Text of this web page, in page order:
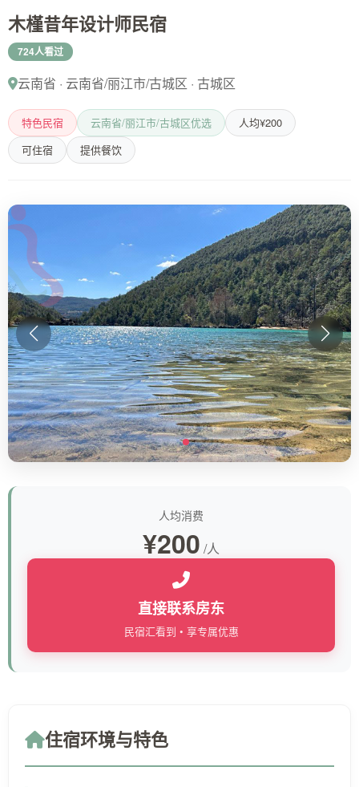
木槿昔年设计师民宿
724人看过
云南省 · 云南省/丽江市/古城区 · 古城区
特色民宿 云南省/丽江市/古城区优选
人均¥200
可住宿
提供餐饮
人均消费
¥200 /人
直接联系房东
民宿汇看到 • 享专属优惠
住宿环境与特色